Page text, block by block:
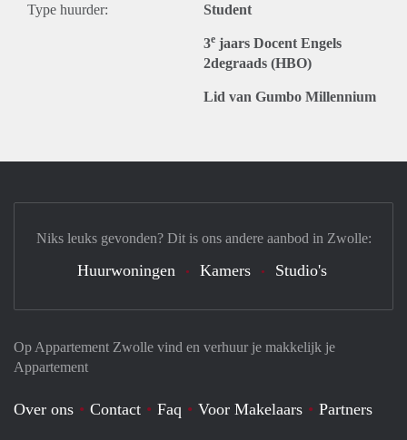
Type huurder: Student
3e jaars Docent Engels
2degraads (HBO)
Lid van Gumbo Millennium
Op Appartement Zwolle vind en verhuur je makkelijk je
Appartement
Over ons Contact Faq Voor Makelaars
Partners
Niks leuks gevonden? Dit is ons andere aanbod in Zwolle:
Huurwoningen Kamers Studio's